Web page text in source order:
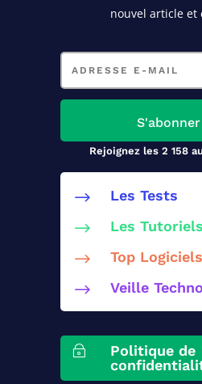
nouvel article et
Adresse
mail
S'abonner
Rejoignez les 2 158
$ Les Tests
$ Les Tutoriels
$ Top Logiciels
$ Veille
~
Politique de